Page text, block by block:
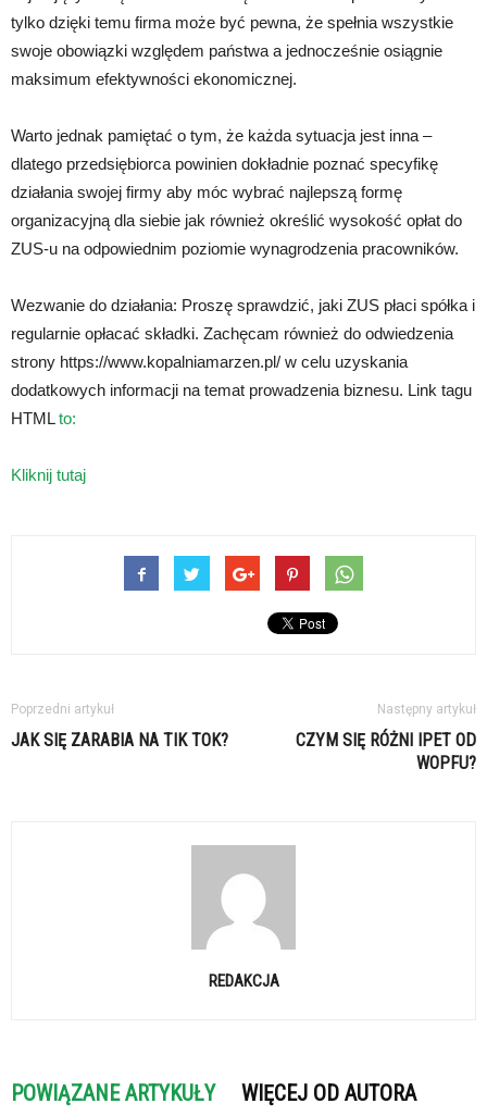
tylko dzięki temu firma może być pewna, że spełnia wszystkie
swoje obowiązki względem państwa a jednocześnie osiągnie
maksimum efektywności ekonomicznej.
Warto jednak pamiętać o tym, że każda sytuacja jest inna –
dlatego przedsiębiorca powinien dokładnie poznać specyfikę
działania swojej firmy aby móc wybrać najlepszą formę
organizacyjną dla siebie jak również określić wysokość opłat do
ZUS-u na odpowiednim poziomie wynagrodzenia pracowników.
Wezwanie do działania: Proszę sprawdzić, jaki ZUS płaci spółka i
regularnie opłacać składki. Zachęcam również do odwiedzenia
strony https://www.kopalniamarzen.pl/ w celu uzyskania
dodatkowych informacji na temat prowadzenia biznesu. Link tagu
HTMLto:
Kliknij tutaj
Poprzedni artykuł
JAK SIĘ ZARABIA NA TIK TOK?
Następny artykuł
CZYM SIĘ RÓŻNI IPET OD
WOPFU?
REDAKCJA
POWIĄZANE ARTYKUŁY WIĘCEJ OD AUTORA